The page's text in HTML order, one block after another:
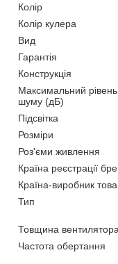
Колір
Колір кулера
Вид
Гарантія
Конструкція
Максимальний рівень
шуму (дБ)
Підсвітка
Розміри
Роз'єми живлення
Країна реєстрації
Країна-виробник
Тип
Товщина вентилятора
Частота обертання